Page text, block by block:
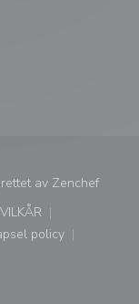
i et nytt vindu))
((åpner i et nytt
av Zenchef
((åpner i et nytt vindu))
policy
i et nytt vindu))
vindu))